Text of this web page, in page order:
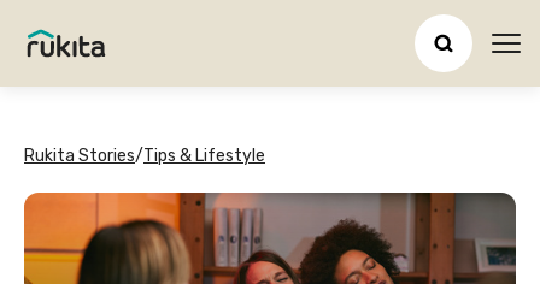
Rukita Stories/Tips & Lifestyle